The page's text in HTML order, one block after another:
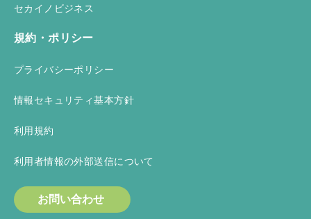
セカイノビジネス
規約・ポリシー
プライバシーポリシー
情報セキュリティ基本方針
利用規約
利用者情報の外部送信について
お問い合わせ